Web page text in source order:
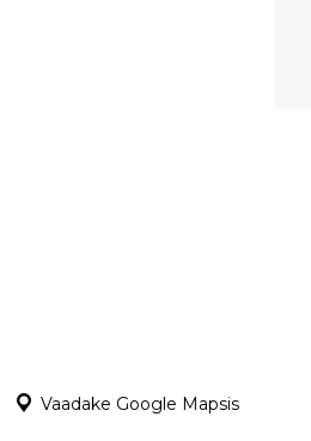
Vaadake Google Mapsis